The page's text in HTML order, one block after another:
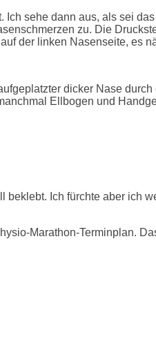
sehe dann aus, als sei
zu. Die
der linken Nasenseite, es
dicker Nase
Ellbogen und
Ich fürchte aber ich
Marathon-Terminplan.